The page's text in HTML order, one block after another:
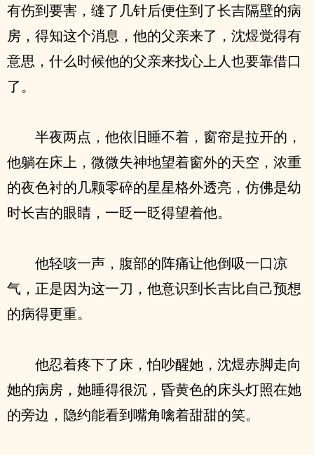
有伤到要害，缝了几针后便住到了长吉隔壁的病
房，得知这个消息，他的父亲来了，沈煜觉得有
意思，什么时候他的父亲来找心上人也要靠借口
了。
半夜两点，他依旧睡不着，窗帘是拉开的，
他躺在床上，微微失神地望着窗外的天空，浓重
的夜色衬的几颗零碎的星星格外透亮，仿佛是幼
时长吉的眼睛，一眨一眨得望着他。
他轻咳一声，腹部的阵痛让他倒吸一口凉
气，正是因为这一刀，他意识到长吉比自己预想
的病得更重。
他忍着疼下了床，怕吵醒她，沈煜赤脚走向
她的病房，她睡得很沉，昏黄色的床头灯照在她
的旁边，隐约能看到嘴角噙着甜甜的笑。